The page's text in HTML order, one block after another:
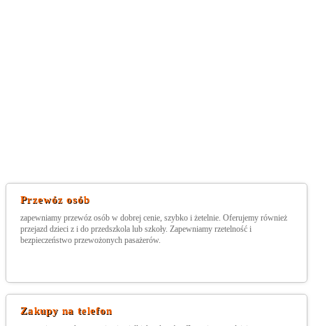
Przewóz osób
zapewniamy przewóz osób w dobrej cenie, szybko i żetelnie. Oferujemy również
przejazd dzieci z i do przedszkola lub szkoły. Zapewniamy rzetelność i
bezpieczeństwo przewożonych pasażerów.
Zakupy na telefon